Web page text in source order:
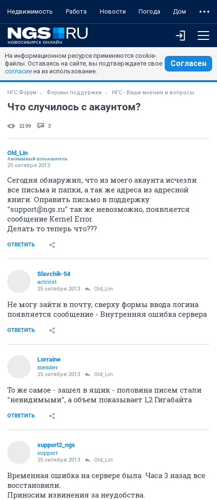
Недвижимость Работа Новости Погода Дом
На информационном ресурсе применяются cookie-
файлы. Оставаясь на сайте, вы подтверждаете свое
согласие на их использование.
Согласен
НГС.Форум Форумы поддержки НГС - Ваши мнения и вопросы
Что случилось с акаунтом?
2199 3
Old_Lin
Анонимный пользователь
25 октября 2013
Сегодня обнаружил, что из моего акаунта исчезли
все письма и папки, а так же адреса из адресной
книги. Оправить письмо в поддержку
"support@ngs.ru" так же невозможно, появляется
сообщение Kernel Error.
Делать то теперь что???
ОТВЕТИТЬ
Slavchik-54
activist
25 октября 2013 Old_Lin
Не могу зайти в почту, сверху формы ввода логина
появляется сообщение - Внутренняя ошибка сервера
ОТВЕТИТЬ
Lorraine
member
25 октября 2013 Old_Lin
То же самое - зашел в ящик - половина писем стали
"невидимыми", а объем показывает 1,2 Гигабайта
ОТВЕТИТЬ
support2_ngs
support
25 октября 2013 Old_Lin
Временная ошибка на сервере была. Часа 3 назад все
восстановили.
Приносим извинения за неудобства.